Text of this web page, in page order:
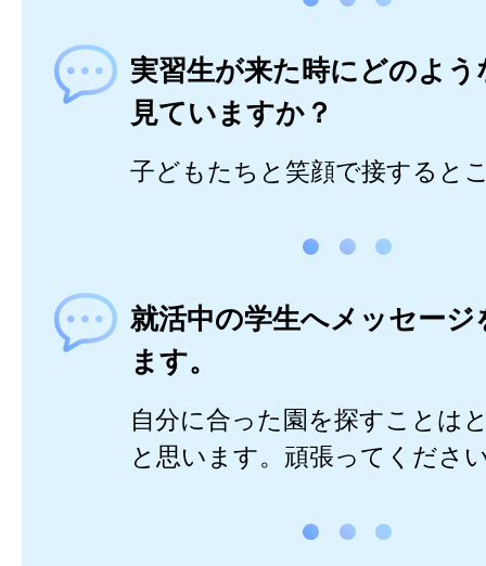
実習生が来た時にどのよ
見ていますか？
子どもたちと笑顔で接すると
就活中の学生へメッセージ
ます。
自分に合った園を探すことは
と思います。頑張ってくださ